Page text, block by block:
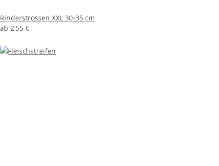
Rinderstrossen XXL 30-35 cm
ab 2,55 €